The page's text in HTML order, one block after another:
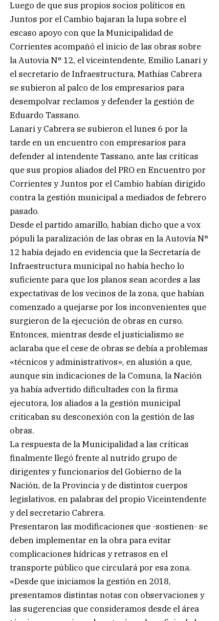
Luego de que sus propios socios políticos en
Juntos por el Cambio bajaran la lupa sobre el
escaso apoyo con que la Municipalidad de
Corrientes acompañó el inicio de las obras sobre
la Autovía N° 12, el viceintendente, Emilio Lanari y
el secretario de Infraestructura, Mathías Cabrera
se subieron al palco de los empresarios para
desempolvar reclamos y defender la gestión de
Eduardo Tassano.
Lanari y Cabrera se subieron el lunes 6 por la
tarde en un encuentro con empresarios para
defender al intendente Tassano, ante las críticas
que sus propios aliados del PRO en Encuentro por
Corrientes y Juntos por el Cambio habían dirigido
contra la gestión municipal a mediados de febrero
pasado.
Desde el partido amarillo, habían dicho que a vox
pópuli la paralización de las obras en la Autovía N°
12 había dejado en evidencia que la Secretaría de
Infraestructura municipal no había hecho lo
suficiente para que los planos sean acordes a las
expectativas de los vecinos de la zona, que habían
comenzado a quejarse por los inconvenientes que
surgieron de la ejecución de obras en curso.
Entonces, mientras desde el justicialismo se
aclaraba que el cese de obras se debía a problemas
«técnicos y administrativos», en alusión a que,
aunque sin indicaciones de la Comuna, la Nación
ya había advertido dificultades con la firma
ejecutora, los aliados a la gestión municipal
criticaban su desconexión con la gestión de las
obras.
La respuesta de la Municipalidad a las críticas
finalmente llegó frente al nutrido grupo de
dirigentes y funcionarios del Gobierno de la
Nación, de la Provincia y de distintos cuerpos
legislativos, en palabras del propio Viceintendente
y del secretario Cabrera.
Presentaron las modificaciones que -sostienen- se
deben implementar en la obra para evitar
complicaciones hídricas y retrasos en el
transporte público que circulará por esa zona.
«Desde que iniciamos la gestión en 2018,
presentamos distintas notas con observaciones y
las sugerencias que consideramos desde el área